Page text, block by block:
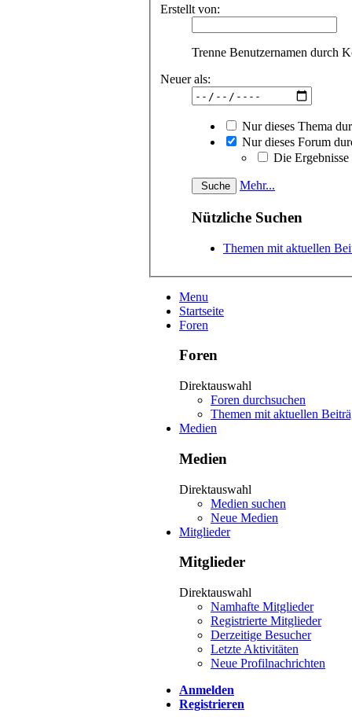
Erstellt von:
Trenne Benutzernamen durch
Neuer als:
Nur dieses Thema
Nur dieses Forum
Die Ergebnisse
Mehr...
Nützliche Suchen
Themen mit aktuellen
Menu
Startseite
Foren
Foren
Direktauswahl
Foren durchsuchen
Themen mit aktuellen
Medien
Medien
Direktauswahl
Medien suchen
Neue Medien
Mitglieder
Mitglieder
Direktauswahl
Namhafte Mitglieder
Registrierte Mitglieder
Derzeitige Besucher
Letzte Aktivitäten
Neue Profilnachrichten
Anmelden
Registrieren